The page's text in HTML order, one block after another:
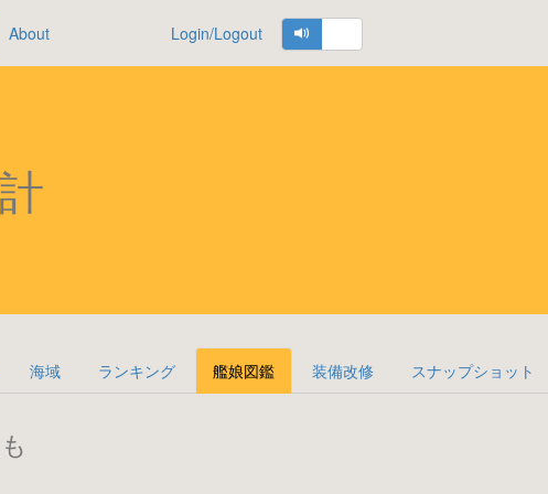
About Login/Logout
海域 ランキング 艦娘図鑑 装備改修 スナップショット